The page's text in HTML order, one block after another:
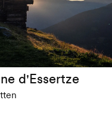
d'Essertze